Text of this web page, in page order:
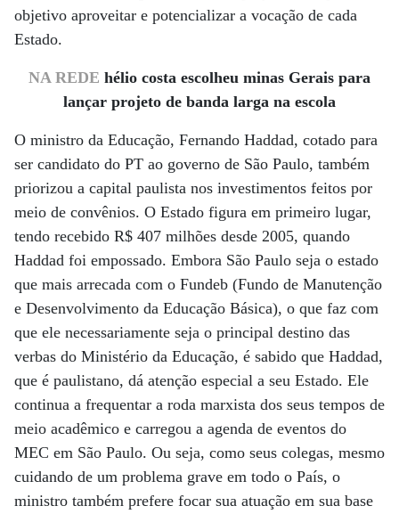
objetivo aproveitar e potencializar a vocação de cada
Estado.
NA REDE hélio costa escolheu minas Gerais para
lançar projeto de banda larga na escola
O ministro da Educação, Fernando Haddad, cotado para
ser candidato do PT ao governo de São Paulo, também
priorizou a capital paulista nos investimentos feitos por
meio de convênios. O Estado figura em primeiro lugar,
tendo recebido R$ 407 milhões desde 2005, quando
Haddad foi empossado. Embora São Paulo seja o estado
que mais arrecada com o Fundeb (Fundo de Manutenção
e Desenvolvimento da Educação Básica), o que faz com
que ele necessariamente seja o principal destino das
verbas do Ministério da Educação, é sabido que Haddad,
que é paulistano, dá atenção especial a seu Estado. Ele
continua a frequentar a roda marxista dos seus tempos de
meio acadêmico e carregou a agenda de eventos do
MEC em São Paulo. Ou seja, como seus colegas, mesmo
cuidando de um problema grave em todo o País, o
ministro também prefere focar sua atuação em sua base